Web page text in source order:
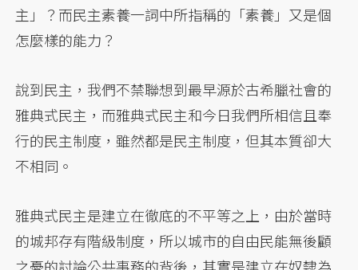
主」？而民主素養一詞中所指稱的「素養」又是個
怎麼樣的能力？
說到民主，我們不禁聯想到最早源於古希臘社會的
雅典式民主，而雅典式民主和今日我們所相信且奉
行的民主制度，雖然都是民主制度，但其本質卻大
不相同。
雅典式民主是建立在徹底的不平等之上，由於當時
的城邦存有階級制度，所以城市的自由民能無後顧
之憂的討論公共事務的背後，其實是建立在奴隸為